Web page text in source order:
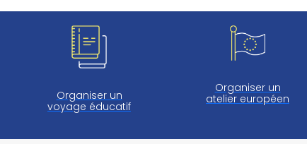
Organiser un
voyage éducatif
Organiser un
atelier européen